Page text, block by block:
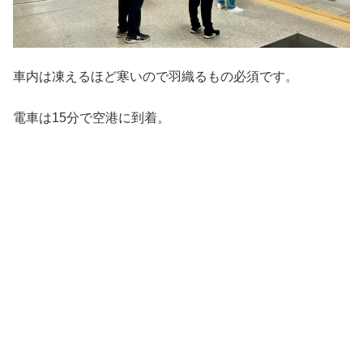
車内は凍えるほど寒いので羽織るもの必須です。
電車は15分で空港に到着。